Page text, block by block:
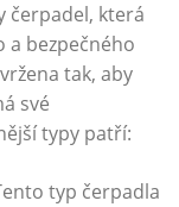
čerpadel, která
⁣a bezpečného
tak, aby
své
⁣typy patří:
typ ⁤čerpadla